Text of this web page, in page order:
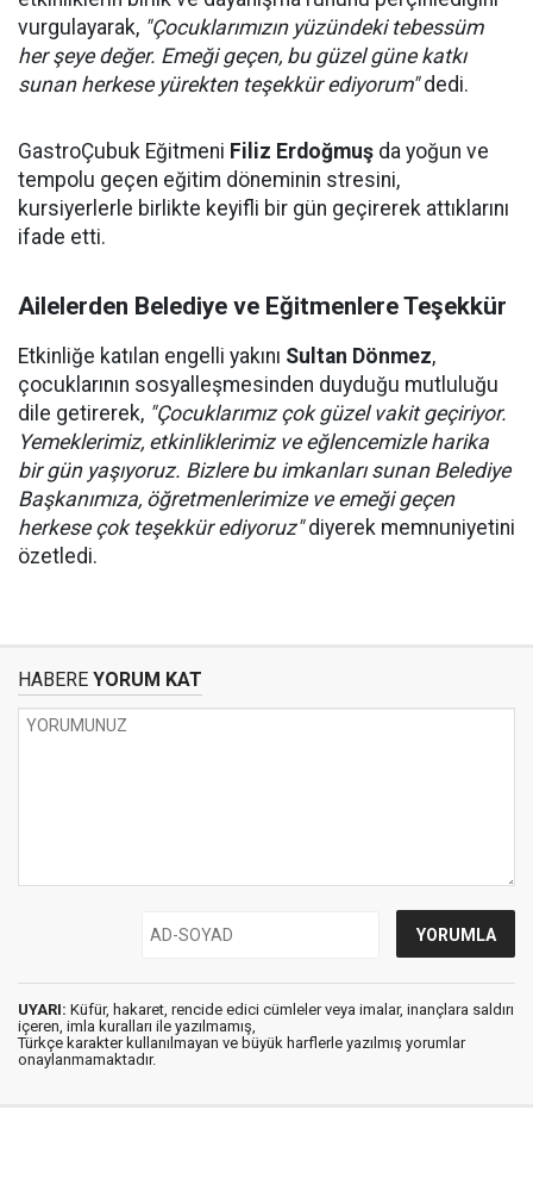
vurgulayarak, "Çocuklarımızın yüzündeki tebessüm
her şeye değer. Emeği geçen, bu güzel güne katkı
sunan herkese yürekten teşekkür ediyorum"dedi.
GastroÇubuk Eğitmeni Filiz Erdoğmuş da yoğun ve
tempolu geçen eğitim döneminin stresini,
kursiyerlerle birlikte keyifli bir gün geçirerek attıklarını
ifade etti.
Ailelerden Belediye ve Eğitmenlere Teşekkür
Etkinliğe katılan engelli yakını Sultan Dönmez,
çocuklarının sosyalleşmesinden duyduğu mutluluğu
dile getirerek, "Çocuklarımız çok güzel vakit geçiriyor.
Yemeklerimiz, etkinliklerimiz ve eğlencemizle harika
bir gün yaşıyoruz. Bizlere bu imkanları sunan Belediye
Başkanımıza, öğretmenlerimize ve emeği geçen
herkese çok teşekkür ediyoruz"diyerek memnuniyetini
özetledi.
HABERE YORUM KAT
UYARI: Küfür, hakaret, rencide edici cümleler veya imalar, inançlara saldırı
içeren, imla kuralları ile yazılmamış,
Türkçe karakter kullanılmayan ve büyük harflerle yazılmış yorumlar
onaylanmamaktadır.